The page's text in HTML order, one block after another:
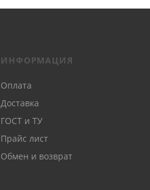
ИНФОРМАЦИЯ
Оплата
Доставка
ГОСТ и ТУ
Прайс лист
Обмен и возврат